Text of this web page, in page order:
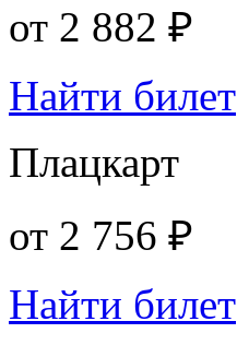
от 2 882 ₽
Найти билет
Плацкарт
от 2 756 ₽
Найти билет